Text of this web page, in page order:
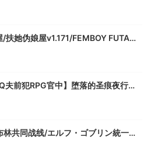
NPCs to buy and sell goods and
locations.
in-game even more with a
and armor you can craft or
vehicle system where you
bikes, minibikes, motorcycles,
to the skies in gyrocopters.
档 [PC+安卓]
夫前犯RPG官中】堕落的圣痕夜行传